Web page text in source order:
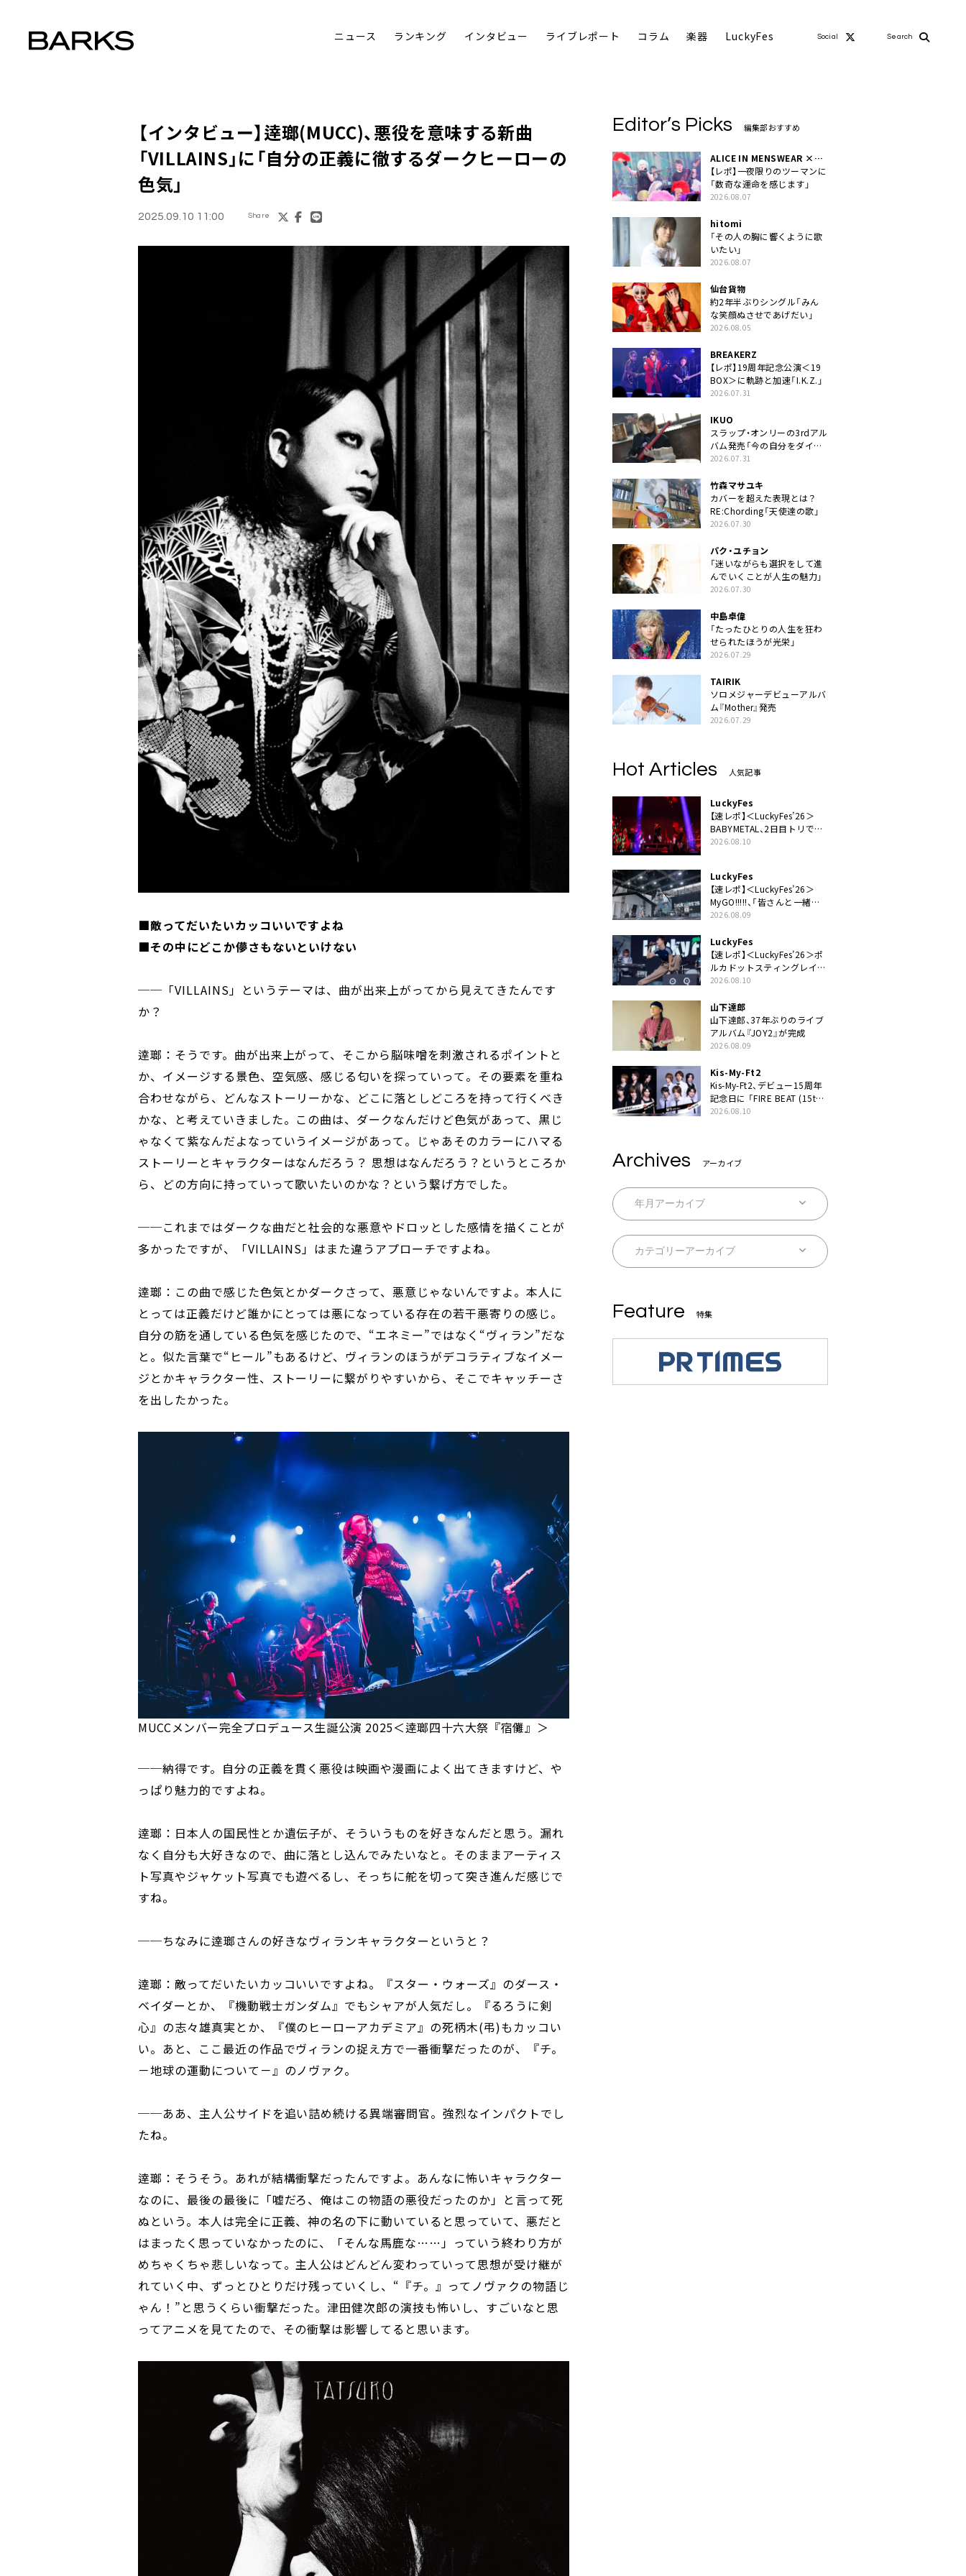
ニュース ランキング インタビュー ライブレポート コラム 楽器 LuckyFes Social Search
【インタビュー】逹瑯(MUCC)、悪役を意味する新曲
「VILLAINS」に「自分の正義に徹するダークヒーローの
色気」
2025.09.10 11:00 Share
■敵ってだいたいカッコいいですよね
■その中にどこか儚さもないといけない
──「VILLAINS」というテーマは、曲が出来上がってから見えてきたんです
か？
逹瑯：そうです。曲が出来上がって、そこから脳味噌を刺激されるポイントと
か、イメージする景色、空気感、感じる匂いを探っていって。その要素を重ね
合わせながら、どんなストーリーかな、どこに落としどころを持って行くべき
かな、と考えていきました。この曲は、ダークなんだけど色気があって、黒じ
ゃなくて紫なんだよなっていうイメージがあって。じゃあそのカラーにハマる
ストーリーとキャラクターはなんだろう？ 思想はなんだろう？というところか
ら、どの方向に持っていって歌いたいのかな？という繋げ方でした。
──これまではダークな曲だと社会的な悪意やドロッとした感情を描くことが
多かったですが、「VILLAINS」はまた違うアプローチですよね。
逹瑯：この曲で感じた色気とかダークさって、悪意じゃないんですよ。本人に
とっては正義だけど誰かにとっては悪になっている存在の若干悪寄りの感じ。
自分の筋を通している色気を感じたので、“エネミー”ではなく“ヴィラン”だな
と。似た言葉で“ヒール”もあるけど、ヴィランのほうがデコラティブなイメー
ジとかキャラクター性、ストーリーに繋がりやすいから、そこでキャッチーさ
を出したかった。
MUCCメンバー完全プロデュース生誕公演 2025＜逹瑯四十六大祭『宿儺』＞
──納得です。自分の正義を貫く悪役は映画や漫画によく出てきますけど、や
っぱり魅力的ですよね。
逹瑯：日本人の国民性とか遺伝子が、そういうものを好きなんだと思う。漏れ
なく自分も大好きなので、曲に落とし込んでみたいなと。そのままアーティス
ト写真やジャケット写真でも遊べるし、そっちに舵を切って突き進んだ感じで
すね。
──ちなみに逹瑯さんの好きなヴィランキャラクターというと？
逹瑯：敵ってだいたいカッコいいですよね。『スター・ウォーズ』のダース・
ベイダーとか、『機動戦士ガンダム』でもシャアが人気だし。『るろうに剣
心』の志々雄真実とか、『僕のヒーローアカデミア』の死柄木(弔)もカッコい
い。あと、ここ最近の作品でヴィランの捉え方で一番衝撃だったのが、『チ。
－地球の運動について－』のノヴァク。
──ああ、主人公サイドを追い詰め続ける異端審問官。強烈なインパクトでし
たね。
逹瑯：そうそう。あれが結構衝撃だったんですよ。あんなに怖いキャラクター
なのに、最後の最後に「嘘だろ、俺はこの物語の悪役だったのか」と言って死
ぬという。本人は完全に正義、神の名の下に動いていると思っていて、悪だと
はまったく思っていなかったのに、「そんな馬鹿な……」っていう終わり方が
めちゃくちゃ悲しいなって。主人公はどんどん変わっていって思想が受け継が
れていく中、ずっとひとりだけ残っていくし、“『チ。』ってノヴァクの物語じ
ゃん！”と思うくらい衝撃だった。津田健次郎の演技も怖いし、すごいなと思
ってアニメを見てたので、その衝撃は影響してると思います。
Editor’s Picks 編集部おすすめ
ALICE IN MENSWEAR ×
MASCHERA
【レポ】一夜限りのツーマンに
「数奇な運命を感じます」
2026.08.07
hitomi
「その人の胸に響くように歌
いたい」
2026.08.07
仙台貨物
約2年半ぶりシングル「みん
な笑顔ぬさせであげだい」
2026.08.05
BREAKERZ
【レポ】19周年記念公演＜19
BOX＞に軌跡と加速「I.K.Z.」
2026.07.31
IKUO
スラップ・オンリーの3rdアル
バム発売「今の自分をダイレ
クトに」
2026.07.31
竹森マサユキ
カバーを超えた表現とは？
RE:Chording「天使達の歌」
2026.07.30
パク・ユチョン
「迷いながらも選択をして進
んでいくことが人生の魅力」
2026.07.30
中島卓偉
「たったひとりの人生を狂わ
せられたほうが光栄」
2026.07.29
TAIRIK
ソロメジャーデビューアルバ
ム『Mother』発売
2026.07.29
Hot Articles 人気記事
LuckyFes
【速レポ】＜LuckyFes’26＞
BABYMETAL、2日目トリで圧
倒的な存在感「超楽しいね！
2026.08.10
LuckyFes
【速レポ】＜LuckyFes’26＞
MyGO!!!!!、「皆さんと一緒に
素敵な時間を過ごしていけた
2026.08.09
LuckyFes
【速レポ】＜LuckyFes’26＞ポ
ルカドットスティングレイが
示したロックバンドの底力
ラクターである俺たちが、ラ
イブとは何であるかを教えて
やる」
2026.08.10
山下達郎
山下達郎、37年ぶりのライブ
アルバム『JOY2』が完成
2026.08.09
Kis-My-Ft2
Kis-My-Ft2、デビュー15周年
記念日に 「FIRE BEAT (15th
ver.)」「祈り (15th ver.)」配信
2026.08.10
Archives アーカイブ
Feature 特集